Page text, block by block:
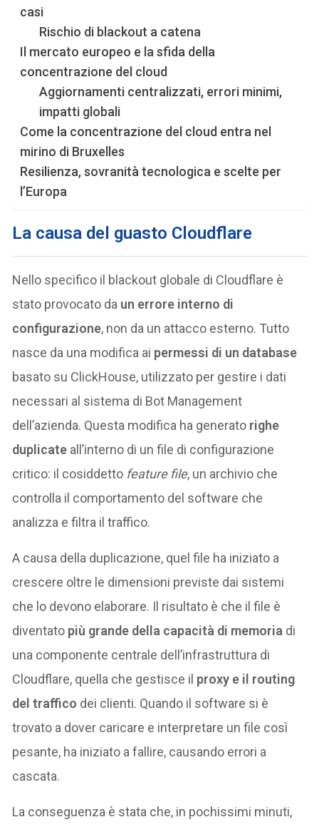
casi
Rischio di blackout a catena
Il mercato europeo e la sfida della
concentrazione del cloud
Aggiornamenti centralizzati, errori minimi,
impatti globali
Come la concentrazione del cloud entra nel
mirino di Bruxelles
Resilienza, sovranità tecnologica e scelte per
l’Europa
La causa del guasto Cloudflare
Nello specifico il blackout globale di Cloudflare è
stato provocato da un errore interno di
configurazione, non da un attacco esterno. Tutto
nasce da una modifica ai permessi di un database
basato su ClickHouse, utilizzato per gestire i dati
necessari al sistema di Bot Management
dell’azienda. Questa modifica ha generato righe
duplicate all’interno di un file di configurazione
critico: il cosiddetto feature file, un archivio che
controlla il comportamento del software che
analizza e filtra il traffico.
A causa della duplicazione, quel file ha iniziato a
crescere oltre le dimensioni previste dai sistemi
che lo devono elaborare. Il risultato è che il file è
diventato più grande della capacità di memoria di
una componente centrale dell’infrastruttura di
Cloudflare, quella che gestisce il proxy e il routing
del traffico dei clienti. Quando il software si è
trovato a dover caricare e interpretare un file così
pesante, ha iniziato a fallire, causando errori a
cascata.
La conseguenza è stata che, in pochissimi minuti,